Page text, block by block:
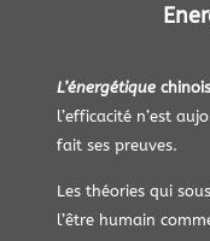
L’énergétique
l’efficacité n’est
fait ses preuves.
Les théories qui
l’être humain